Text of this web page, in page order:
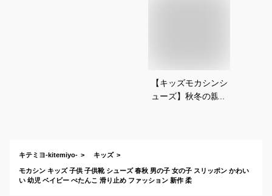
【キッズモカシンシ
ューズ】秋冬の親コ
キテミヨ-kitemiyo- キッズ
モカシン キッズ 子供 子供靴 シューズ 春秋 男の子 女の子 スリッポン かわい
い 幼児 ベイビー ぺたんこ 滑り止め ファッション 新作 柔